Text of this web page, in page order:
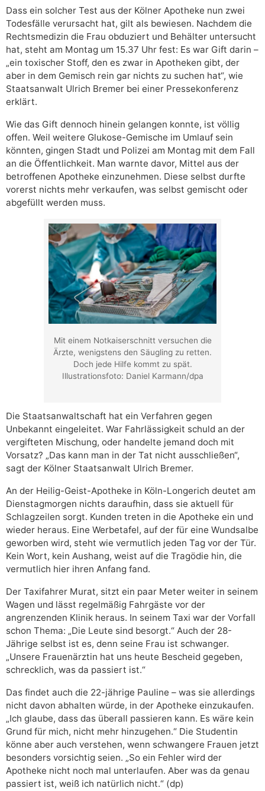
Dass ein solcher Test aus der Kölner Apotheke nun zwei
Todesfälle verursacht hat, gilt als bewiesen. Nachdem die
Rechtsmedizin die Frau obduziert und Behälter untersucht
hat, steht am Montag um 15.37 Uhr fest: Es war Gift darin –
„ein toxischer Stoff, den es zwar in Apotheken gibt, der
aber in dem Gemisch rein gar nichts zu suchen hat“, wie
Staatsanwalt Ulrich Bremer bei einer Pressekonferenz
erklärt.
Wie das Gift dennoch hinein gelangen konnte, ist völlig
offen. Weil weitere Glukose-Gemische im Umlauf sein
könnten, gingen Stadt und Polizei am Montag mit dem Fall
an die Öffentlichkeit. Man warnte davor, Mittel aus der
betroffenen Apotheke einzunehmen. Diese selbst durfte
vorerst nichts mehr verkaufen, was selbst gemischt oder
abgefüllt werden muss.
Mit einem Notkaiserschnitt versuchen die
Ärzte, wenigstens den Säugling zu retten.
Doch jede Hilfe kommt zu spät.
Illustrationsfoto: Daniel Karmann/dpa
Die Staatsanwaltschaft hat ein Verfahren gegen
Unbekannt eingeleitet. War Fahrlässigkeit schuld an der
vergifteten Mischung, oder handelte jemand doch mit
Vorsatz? „Das kann man in der Tat nicht ausschließen“,
sagt der Kölner Staatsanwalt Ulrich Bremer.
An der Heilig-Geist-Apotheke in Köln-Longerich deutet am
Dienstagmorgen nichts daraufhin, dass sie aktuell für
Schlagzeilen sorgt. Kunden treten in die Apotheke ein und
wieder heraus. Eine Werbetafel, auf der für eine Wundsalbe
geworben wird, steht wie vermutlich jeden Tag vor der Tür.
Kein Wort, kein Aushang, weist auf die Tragödie hin, die
vermutlich hier ihren Anfang fand.
Der Taxifahrer Murat, sitzt ein paar Meter weiter in seinem
Wagen und lässt regelmäßig Fahrgäste vor der
angrenzenden Klinik heraus. In seinem Taxi war der Vorfall
schon Thema: „Die Leute sind besorgt.“ Auch der 28-
Jährige selbst ist es, denn seine Frau ist schwanger.
„Unsere Frauenärztin hat uns heute Bescheid gegeben,
schrecklich, was da passiert ist.“
Das findet auch die 22-jährige Pauline – was sie allerdings
nicht davon abhalten würde, in der Apotheke einzukaufen.
„Ich glaube, dass das überall passieren kann. Es wäre kein
Grund für mich, nicht mehr hinzugehen.“ Die Studentin
könne aber auch verstehen, wenn schwangere Frauen jetzt
besonders vorsichtig seien. „So ein Fehler wird der
Apotheke nicht noch mal unterlaufen. Aber was da genau
passiert ist, weiß ich natürlich nicht.“ (dp)